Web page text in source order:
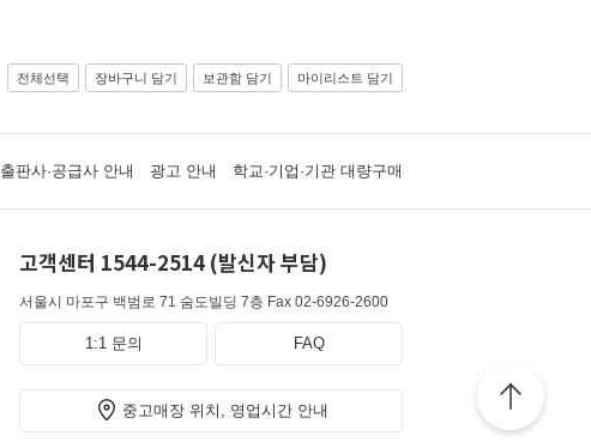
전체선택 장바구니 담기 보관함 담기 마이리스트 담기
출판사·공급사 안내 광고 안내 학교·기업·기관 대량구매
고객센터 1544-2514 (발신자 부담)
서울시 마포구 백범로 71 숨도빌딩 7층 Fax 02-6926-2600
1:1 문의 FAQ
중고매장 위치, 영업시간 안내